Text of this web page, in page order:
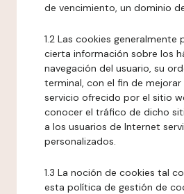
de vencimiento, un dominio
1.2 Las cookies
cierta información sobre los
navegación del usuario, su
terminal, con el fin de
servicio ofrecido por el sitio
conocer el tráfico de dicho
a los usuarios de Internet
personalizados.
1.3 La noción de cookies tal
esta política de gestión de